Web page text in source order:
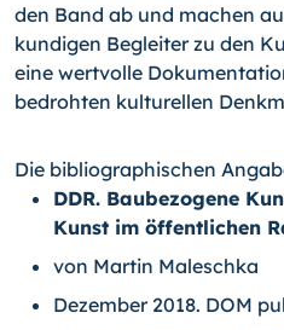
den Band ab und machen
kundigen Begleiter zu den
eine wertvolle
bedrohten kulturellen
Die bibliographischen
DDR. Baubezogene
Kunst im öffentlichen
von Martin Maleschka
Dezember 2018. DOM